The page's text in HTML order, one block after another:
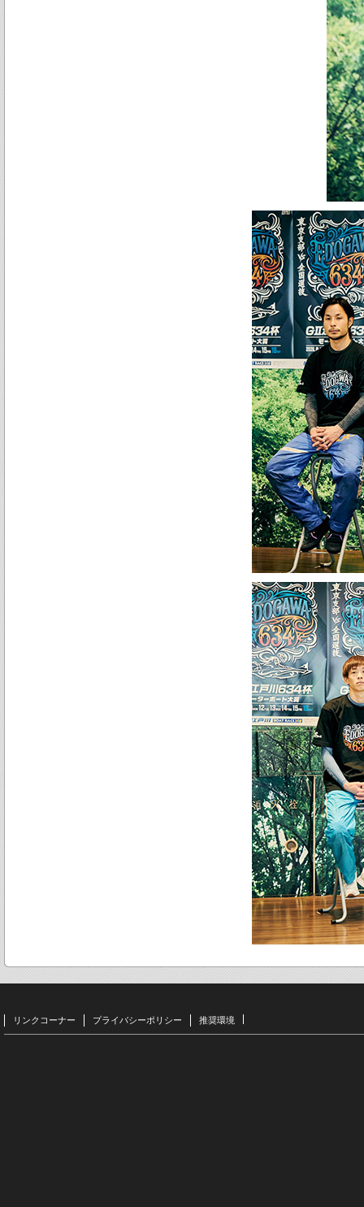
リンクコーナー プライバシーポリシー 推奨環境